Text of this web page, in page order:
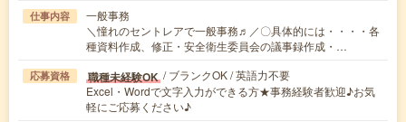
仕事内容
一般事務
＼憧れのセントレアで一般事務♬／〇具体的には・・・・各
種資料作成、修正・安全衛生委員会の議事録作成・…
応募資格 職種未経験OK / ブランクOK / 英語力不要
Excel・Wordで文字入力ができる方★事務経験者歓迎♪お気
軽にご応募ください♪